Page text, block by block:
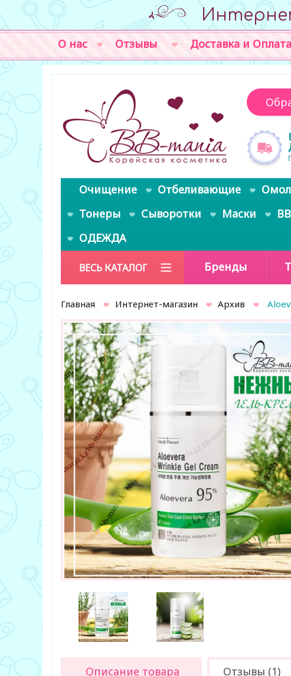
О нас Отзывы Доставка и Оплата
Очищение Отбеливающие
Тонеры
Сыворотки Маски
ОДЕЖДА
ВЕСЬ КАТАЛОГ Бренды
Главная Интернет-магазин Архив
Описание товара Отзывы (1)